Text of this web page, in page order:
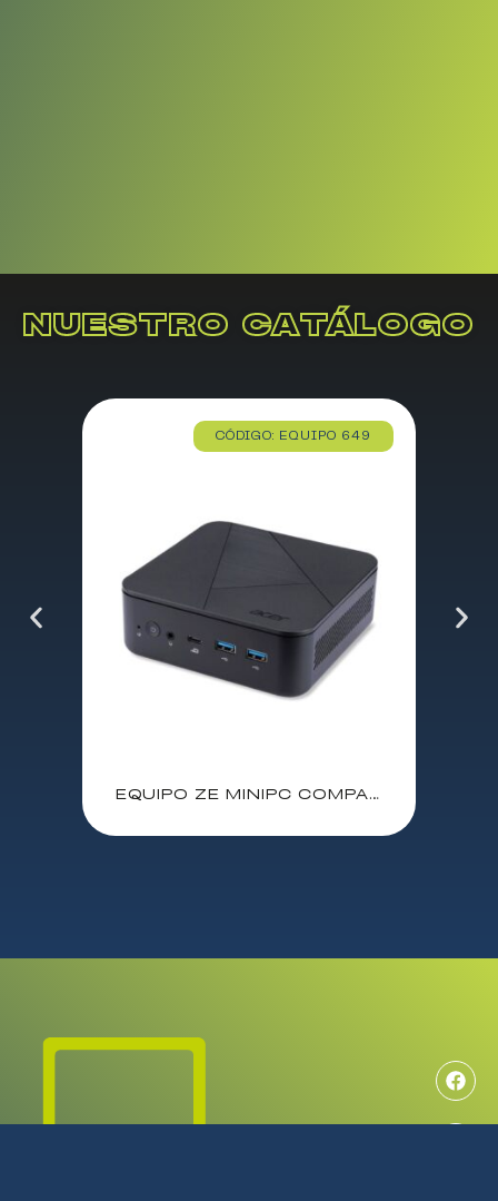
NUESTRO CATÁLOGO
CÓDIGO: EQUIPO 649
EQUIPO ZE MINIPC COMPACTCORE / I3 1315U 3.3 Ghz / 16 GB / SSD 512 GB / SIN S.O. / POWERED BY ACER